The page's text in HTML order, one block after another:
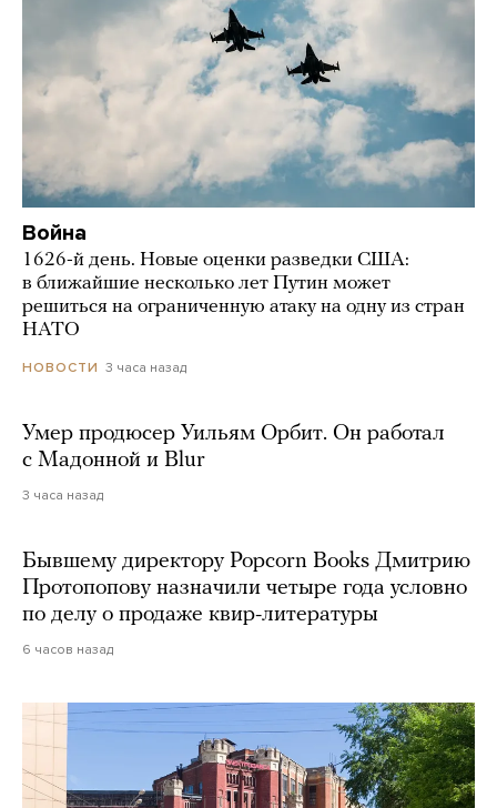
Война
1626-й день. Новые оценки разведки США:
в ближайшие несколько лет Путин может
решиться на ограниченную атаку на одну из стран
НАТО
НОВОСТИ 3 часа назад
Умер продюсер Уильям Орбит. Он работал
с Мадонной и Blur
3 часа назад
Бывшему директору Popcorn Books Дмитрию
Протопопову назначили четыре года условно
по делу о продаже квир-литературы
6 часов назад